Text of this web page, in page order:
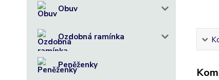
Obuv
Ozdobná ramínka
Peněženky